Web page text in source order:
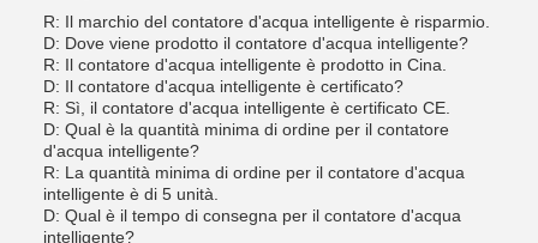
R: Il marchio del contatore d'acqua intelligente è risparmio.
D: Dove viene prodotto il contatore d'acqua intelligente?
R: Il contatore d'acqua intelligente è prodotto in Cina.
D: Il contatore d'acqua intelligente è certificato?
R: Sì, il contatore d'acqua intelligente è certificato CE.
D: Qual è la quantità minima di ordine per il contatore
d'acqua intelligente?
R: La quantità minima di ordine per il contatore d'acqua
intelligente è di 5 unità.
D: Qual è il tempo di consegna per il contatore d'acqua
intelligente?